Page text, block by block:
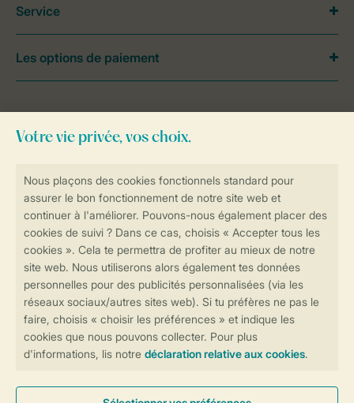
Réservations en ligne rapides et sécurisées
Transmission sécurisée des données
Paiement sécurisé
contactez notreContact Center.
Service
Les options de paiement